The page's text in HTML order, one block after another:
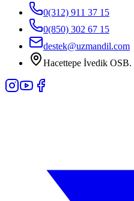
0(312) 911 37 15
0(850) 302 67 15
destek@uzmandil.com
Hacettepe İvedik